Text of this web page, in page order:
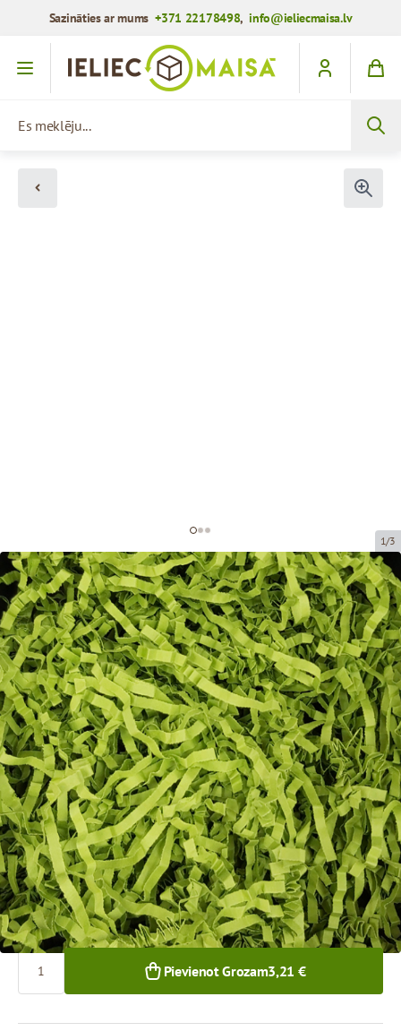
Sazināties ar mums+371 22178498,info@ieliecmaisa.lv
Iet uz saturu
1/3
Papīra skaidas dekorēšanai
Preces kods:DS208
Izmērs:20 x 20 cm (150 grami)
Materiāls:Papīrs, 4 mm
Prece ir pieejama saņemšanai pakomātā.
Cena par 1 iepak.
3,21 €
1+ iepak.
Skaits
Pievienot Grozam3,21 €